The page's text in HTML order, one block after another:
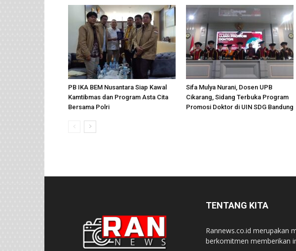
PB IKA BEM Nusantara Siap Kawal
Kamtibmas dan Program Asta Cita
Bersama Polri
Sifa Mulya Nurani, Dosen UPB
Cikarang, Sidang Terbuka Program
Promosi Doktor di UIN SDG Bandung
TENTANG KITA
Rannews.co.id merupakan
berkomitmen memberikan